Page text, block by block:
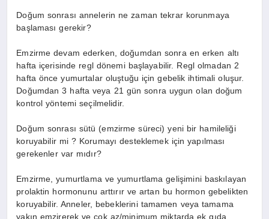
Doğum sonrası annelerin ne zaman tekrar korunmaya
başlaması gerekir?
Emzirme devam ederken, doğumdan sonra en erken altı
hafta içerisinde regl dönemi başlayabilir. Regl olmadan 2
hafta önce yumurtalar oluştuğu için gebelik ihtimali oluşur.
Doğumdan 3 hafta veya 21 gün sonra uygun olan doğum
kontrol yöntemi seçilmelidir.
Doğum sonrası sütü (emzirme süreci) yeni bir hamileliği
koruyabilir mi ? Korumayı desteklemek için yapılması
gerekenler var mıdır?
Emzirme, yumurtlama ve yumurtlama gelişimini baskılayan
prolaktin hormonunu arttırır ve artan bu hormon gebelikten
koruyabilir. Anneler, bebeklerini tamamen veya tamama
yakın emzirerek ve çok az/minimum miktarda ek gıda